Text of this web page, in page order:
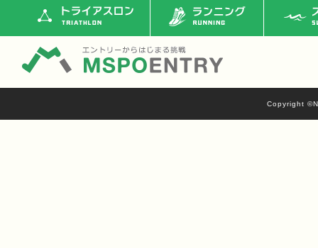
トライアスロン ランニング ス
Copyright